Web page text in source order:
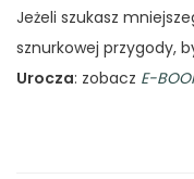
Jeżeli szukasz
sznurkowej przygody,
Urocza: zobacz E-